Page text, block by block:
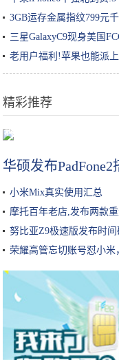
3GB运存金属指纹799元
三星GalaxyC9现身美国
老用户福利!苹果也能派
精彩推荐
腾讯全球数字生态大会城
华硕发布
小米Mix真实使用汇总
摩托百年老店,发布两款
努比亚Z9极速版发布时间
荣耀高管忘切账号怼小